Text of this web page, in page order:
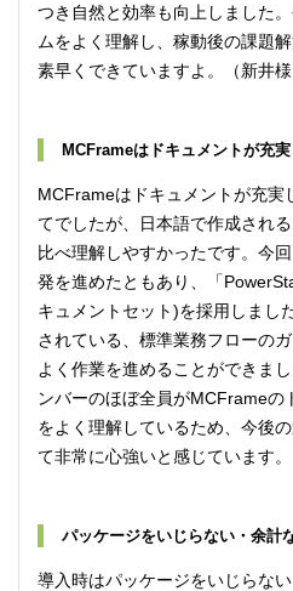
つき自然と効率も向上しました
ムをよく理解し、稼動後の課題
素早くできていますよ。（新井様
MCFrameはドキュメントが充実
MCFrameはドキュメントが充実
てでしたが、日本語で作成され
比べ理解しやすかったです。今
発を進めたともあり、「
キュメントセット)を採用しまし
されている、標準業務フローの
よく作業を進めることができま
ンバーのほぼ全員がMCFrameの
をよく理解しているため、今後
て非常に心強いと感じています。
パッケージをいじらない・余計
導入時はパッケージをいじらな